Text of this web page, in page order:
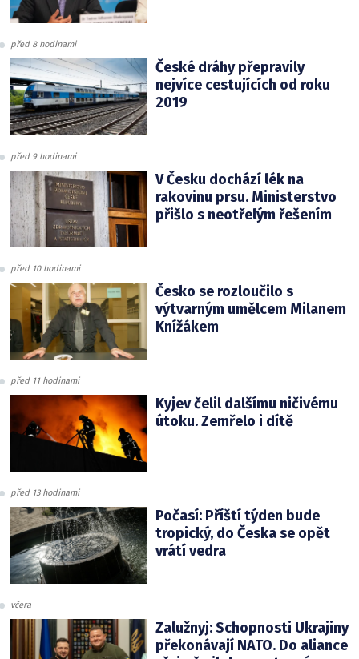
před 8 hodinami
České dráhy přepravily
nejvíce cestujících od roku
2019
před 9 hodinami
V Česku dochází lék na
rakovinu prsu. Ministerstvo
přišlo s neotřelým řešením
před 10 hodinami
Česko se rozloučilo s
výtvarným umělcem Milanem
Knížákem
před 11 hodinami
Kyjev čelil dalšímu ničivému
útoku. Zemřelo i dítě
před 13 hodinami
Počasí: Příští týden bude
tropický, do Česka se opět
vrátí vedra
včera
Zalužnyj: Schopnosti Ukrajiny
překonávají NATO. Do aliance